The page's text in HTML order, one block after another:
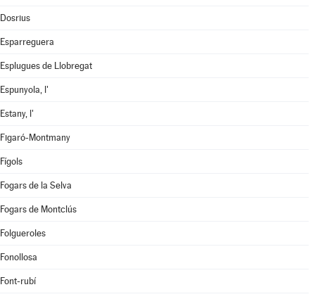
Dosrius
Esparreguera
Esplugues de Llobregat
Espunyola, l'
Estany, l'
Figaró-Montmany
Fígols
Fogars de la Selva
Fogars de Montclús
Folgueroles
Fonollosa
Font-rubí